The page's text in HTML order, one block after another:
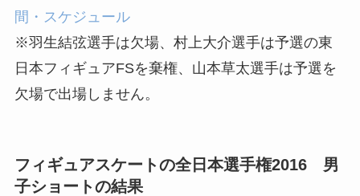
間・スケジュール
※羽生結弦選手は欠場、村上大介選手は予選の東
日本フィギュアFSを棄権、山本草太選手は予選を
欠場で出場しません。
フィギュアスケートの全日本選手権2016 男
子ショートの結果